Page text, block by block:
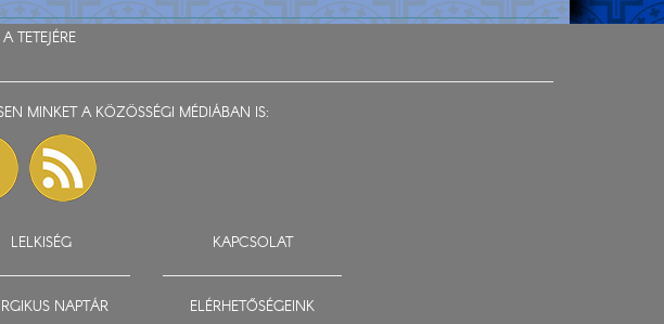
TETEJÉRE
MINKET A KÖZÖSSÉGI MÉDIÁBAN IS:
LELKISÉG
NAPTÁR
KAPCSOLAT
ELÉRHETŐSÉGEINK